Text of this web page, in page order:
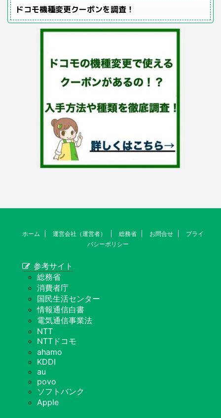
ドコモ機種変更クーポンを調査！
ホーム 運営会社（運営者） 総務省 お問合せ
プライ
バシーポリシー
参考サイト
総務省
消費者庁
国民生活センター
情報通信白書
電気通信事業法
NTT
NTTドコモ
ahamo
KDDI
au
povo
ソフトバンク
Apple